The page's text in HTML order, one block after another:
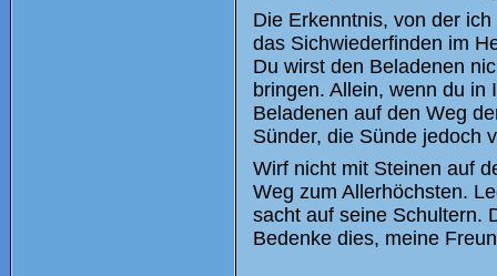
Die Erkenntnis, von der
das Sichwiederfinden im
Du wirst den Beladenen
bringen. Allein, wenn du in
Beladenen auf den Weg
Sünder, die Sünde jedoch
Wirf nicht mit Steinen auf
Weg zum Allerhöchsten.
sacht auf seine Schultern.
Bedenke dies, meine